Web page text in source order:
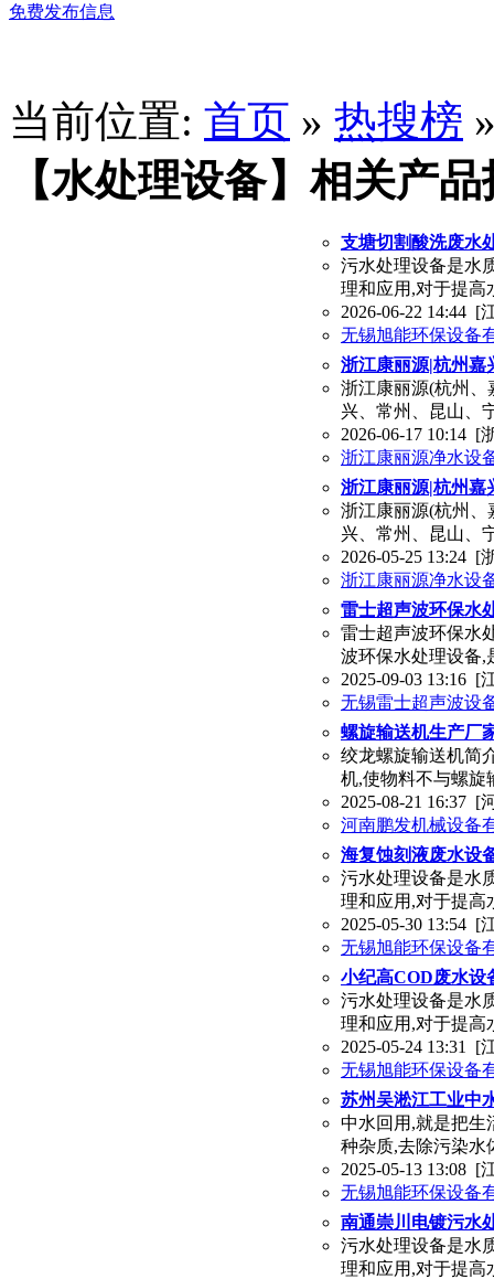
免费发布信息
当前位置: 首页 » 热搜榜
【水处理设备】相关产
支塘切割酸洗废水
污水处理设备是水
理和应用,对于提高
2026-06-22 14:44 [
无锡旭能环保设备
浙江康丽源|杭州嘉
浙江康丽源(杭州、
兴、常州、昆山、
2026-06-17 10:14 [
浙江康丽源净水设
浙江康丽源|杭州嘉
浙江康丽源(杭州、
兴、常州、昆山、
2026-05-25 13:24 [
浙江康丽源净水设
雷士超声波环保水
雷士超声波环保水
波环保水处理设备,
2025-09-03 13:16 [
无锡雷士超声波设
螺旋输送机生产厂
绞龙螺旋输送机简
机,使物料不与螺旋
2025-08-21 16:37 [
河南鹏发机械设备
海复蚀刻液废水设
污水处理设备是水
理和应用,对于提高
2025-05-30 13:54 [
无锡旭能环保设备
小纪高COD废水设
污水处理设备是水
理和应用,对于提高
2025-05-24 13:31 [
无锡旭能环保设备
苏州吴淞江工业中
中水回用,就是把生
种杂质,去除污染水
2025-05-13 13:08 [
无锡旭能环保设备
南通崇川电镀污水
污水处理设备是水
理和应用,对于提高